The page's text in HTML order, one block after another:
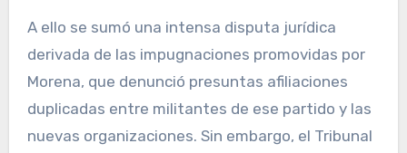
A ello se sumó una intensa disputa jurídica
derivada de las impugnaciones promovidas por
Morena, que denunció presuntas afiliaciones
duplicadas entre militantes de ese partido y las
nuevas organizaciones. Sin embargo, el Tribunal